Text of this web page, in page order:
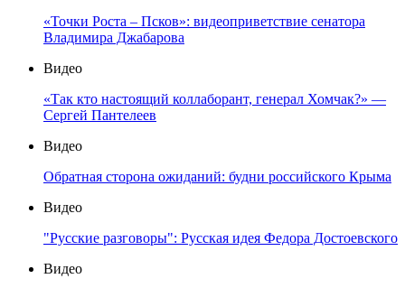
«Точки Роста – Псков»: видеоприветствие сенатора
Владимира Джабарова
Видео
«Так кто настоящий коллаборант, генерал Хомчак?» —
Сергей Пантелеев
Видео
Обратная сторона ожиданий: будни российского Крыма
Видео
"Русские разговоры": Русская идея Федора Достоевского
Видео